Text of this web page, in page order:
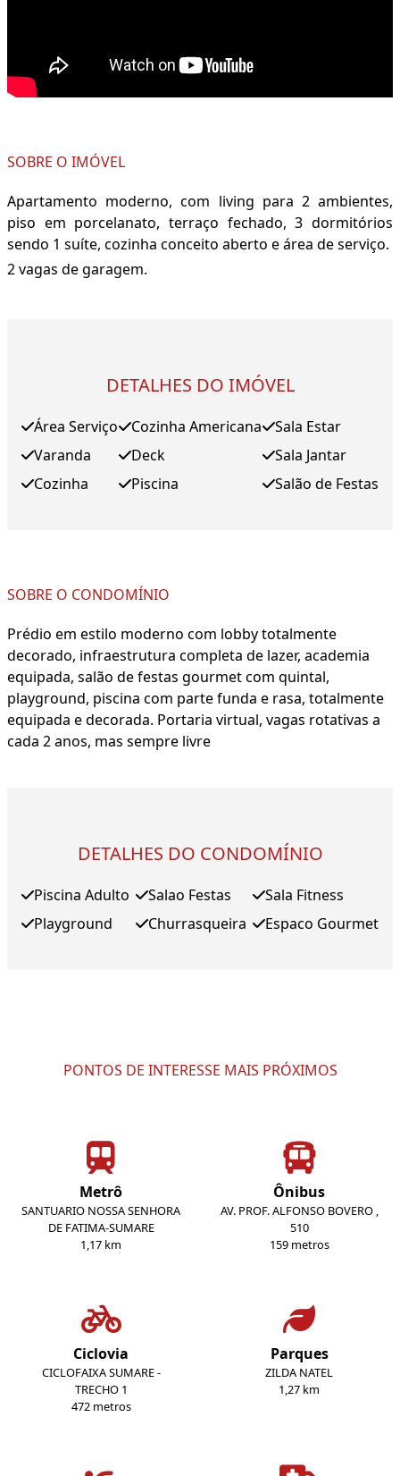
SOBRE O IMÓVEL
Apartamento moderno, com living para 2 ambientes,
piso em porcelanato, terraço fechado, 3 dormitórios
sendo 1 suíte, cozinha conceito aberto e área de serviço.
2 vagas de garagem.
DETALHES DO IMÓVEL
Área Serviço
Varanda
Cozinha
Cozinha Americana
Deck
Piscina
Sala Estar
Sala Jantar
Salão de Festas
SOBRE O CONDOMÍNIO
Prédio em estilo moderno com lobby totalmente
decorado, infraestrutura completa de lazer, academia
equipada, salão de festas gourmet com quintal,
playground, piscina com parte funda e rasa, totalmente
equipada e decorada. Portaria virtual, vagas rotativas a
cada 2 anos, mas sempre livre
DETALHES DO CONDOMÍNIO
Piscina Adulto
Playground
Salao Festas
Churrasqueira
Sala Fitness
Espaco Gourmet
PONTOS DE INTERESSE MAIS PRÓXIMOS
Metrô
SANTUARIO NOSSA SENHORA
DE FATIMA-SUMARE
1,17 km
Ônibus
AV. PROF. ALFONSO BOVERO ,
510
159 metros
Ciclovia
CICLOFAIXA SUMARE -
TRECHO 1
472 metros
Parques
ZILDA NATEL
1,27 km